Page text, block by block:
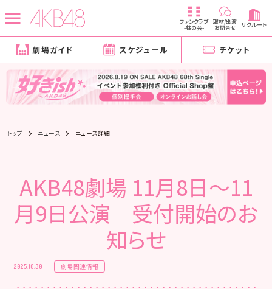
ファンクラブ
-柱の会-
取材/出演
お問合せ リクルート
劇場ガイド スケジュール チケット
トップ ニュース ニュース詳細
AKB48劇場 11月8日～11
月9日公演 受付開始のお
知らせ
2025.10.30 劇場関連情報